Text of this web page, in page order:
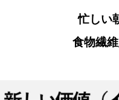
忙しい
食物繊